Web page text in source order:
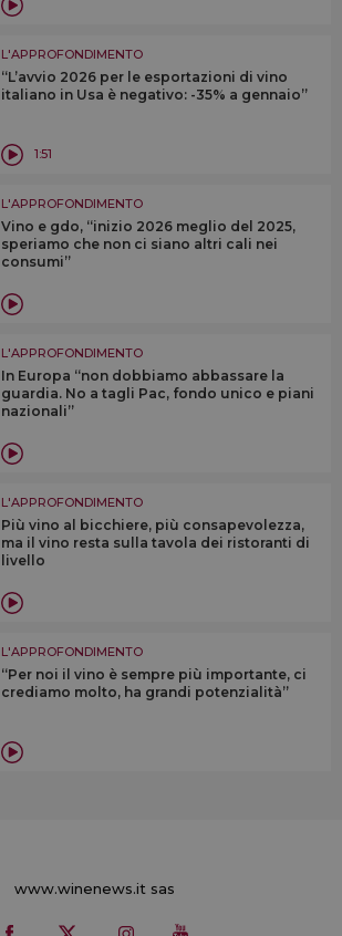
L'APPROFONDIMENTO
“L’avvio 2026 per le esportazioni di vino
italiano in Usa è negativo: -35% a gennaio”
1:51
L'APPROFONDIMENTO
Vino e gdo, “inizio 2026 meglio del 2025,
speriamo che non ci siano altri cali nei
consumi”
L'APPROFONDIMENTO
In Europa “non dobbiamo abbassare la
guardia. No a tagli Pac, fondo unico e piani
nazionali”
L'APPROFONDIMENTO
Più vino al bicchiere, più consapevolezza,
ma il vino resta sulla tavola dei ristoranti di
livello
L'APPROFONDIMENTO
“Per noi il vino è sempre più importante, ci
crediamo molto, ha grandi potenzialità”
www.winenews.it sas